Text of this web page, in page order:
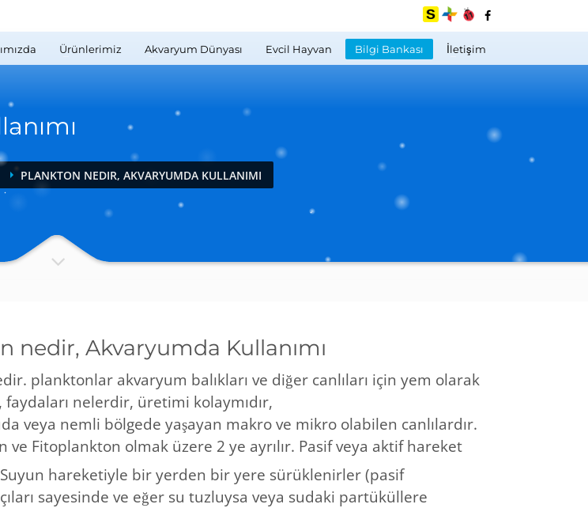
Ürünlerimiz Akvaryum Dünyası Evcil Hayvan Bilgi Bankası İletişim
PLANKTON NEDIR, AKVARYUMDA KULLANIMI
nedir, Akvaryumda Kullanımı
planktonlar akvaryum balıkları ve diğer canlıları için yem olarak
faydaları nelerdir, üretimi kolaymıdır,
veya nemli bölgede yaşayan makro ve mikro olabilen canlılardır.
ve Fitoplankton olmak üzere 2 ye ayrılır. Pasif veya aktif hareket
hareketiyle bir yerden bir yere sürüklenirler (pasif
sayesinde ve eğer su tuzluysa veya sudaki partüküllere